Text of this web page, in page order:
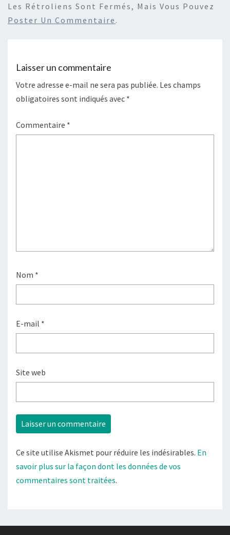
Les Rétroliens Sont Fermés, Mais Vous Pouvez
Poster Un Commentaire .
Laisser un commentaire
Votre adresse e-mail ne sera pas publiée. Les champs
obligatoires sont indiqués avec *
Commentaire *
Nom *
E-mail *
Site web
Ce site utilise Akismet pour réduire les indésirables. En
savoir plus sur la façon dont les données de vos
commentaires sont traitées.